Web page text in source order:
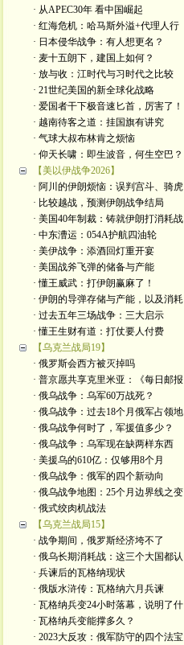
· 从APEC30年 看中国崛起
· 红海危机：哈马斯外溢+代理人行
· 日本侵华战争：有人想更名？
· 麦十五朗下，建国上如何？
· 放与收：江时代与习时代之比较
· 21世纪美国的新全球化战略
· 爱国者干下极音速匕首，厉害了！
· 越南待客之道：挂国旗有讲究
· 气球大叔布林肯之烦恼
· 仰天长啸：即生波音，何生空巴？
【美以伊战争2026】
· 阿川的伊朗烦恼：误判宫斗、骑虎
· 比较越战，预测伊朗战争结局
· 美国40年制裁：铸就伊朗打消耗战
· 中东漕运：054A护航四油轮
· 美伊战争：添酒回灯重开宴
· 美国战斧飞弹的储备与产能
· 懂王威武：打伊朗赢麻了！
· 伊朗的导弹存储与产能，以及消耗
· 过去五年三场战争：三大启示
· 懂王生财有道：打仗要人付费
【乌克兰战局19】
· 俄罗斯会西方被灭掉吗
· 普京愿共享克里米亚：《每日邮报
· 俄乌战争：乌军60万战死？
· 俄乌战争：过去18个月俄军占领地
· 俄乌战争何时了，军援值多少？
· 俄乌战争：乌军现在缺两样东西
· 美援乌的610亿：仅够用8个月
· 俄乌战争：俄军的四个新动向
· 俄乌战争地图：25个月边界线之变
· 俄式绞肉机战法
【乌克兰战局15】
· 战争期间，俄罗斯经济垮不了
· 俄乌长期消耗战：这三个大国都认
· 兵谏后的瓦格纳现状
· 俄版水浒传：瓦格纳六月兵谏
· 瓦格纳兵变24小时落幕，说明了什
· 瓦格纳兵变能撑多久？
· 2023大反攻：俄军防守的四个法宝